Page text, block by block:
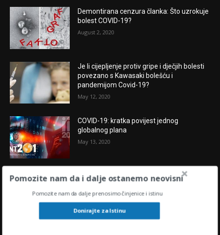
Demontirana cenzura članka: Što uzrokuje
bolest COVID-19?
August 2, 2020
Je li cijepljenje protiv gripe i dječjih bolesti
povezano s Kawasaki bolešću i
pandemijom Covid-19?
May 12, 2020
COVID-19: kratka povijest jednog
globalnog plana
May 13, 2020
SVIJET U 2024.?
Pomozite nam da i dalje ostanemo neovisni
Pomozite nam da dalje prenosimo činjenice i istinu
Donirajte za Istinu